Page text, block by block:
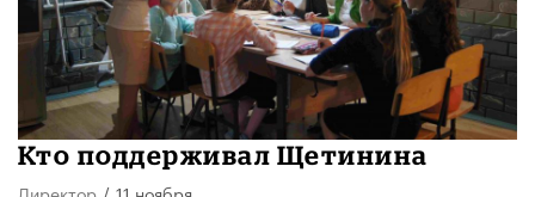
Кто поддерживал Щетинина